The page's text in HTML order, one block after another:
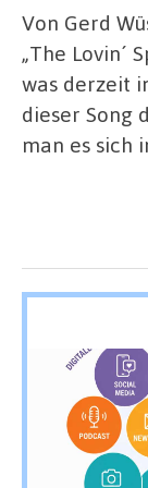
Von Gerd
„The Lovin´
was derzeit
dieser Song
man es sich